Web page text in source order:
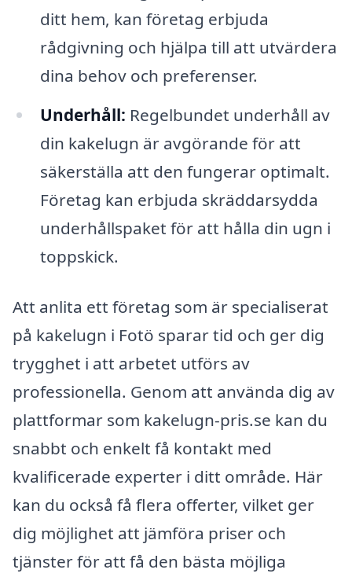
ditt hem, kan företag erbjuda
rådgivning och hjälpa till att utvärdera
dina behov och preferenser.
Underhåll: Regelbundet underhåll av
din kakelugn är avgörande för att
säkerställa att den fungerar optimalt.
Företag kan erbjuda skräddarsydda
underhållspaket för att hålla din ugn i
toppskick.
Att anlita ett företag som är specialiserat
på kakelugn i Fotö sparar tid och ger dig
trygghet i att arbetet utförs av
professionella. Genom att använda dig av
plattformar som kakelugn-pris.se kan du
snabbt och enkelt få kontakt med
kvalificerade experter i ditt område. Här
kan du också få flera offerter, vilket ger
dig möjlighet att jämföra priser och
tjänster för att få den bästa möjliga